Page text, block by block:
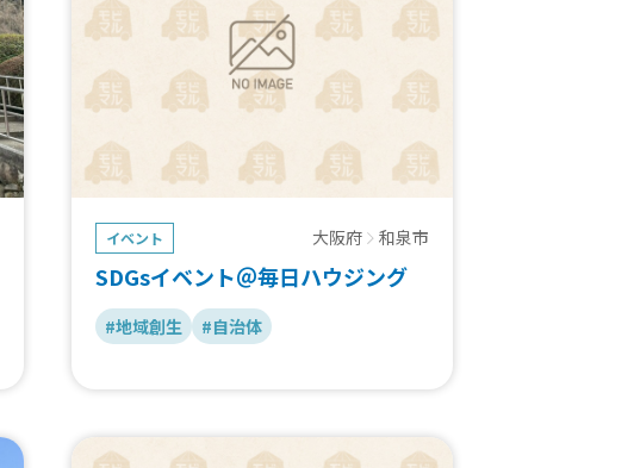
イベント 大阪府 和泉市
SDGsイベント＠毎日ハウジング
#地域創生 #自治体